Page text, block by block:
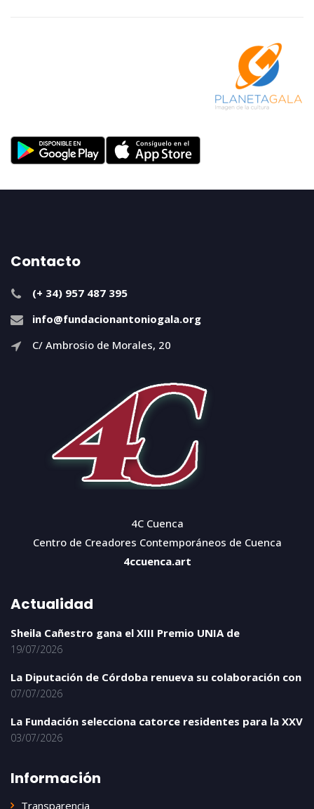
Contacto
(+ 34) 957 487 395
info@fundacionantoniogala.org
C/ Ambrosio de Morales, 20
4C Cuenca
Centro de Creadores Contemporáneos de Cuenca
4ccuenca.art
Actualidad
Sheila Cañestro gana el XIII Premio UNIA de
19/07/2026
La Diputación de Córdoba renueva su colaboración con
07/07/2026
La Fundación selecciona catorce residentes para la XXV
03/07/2026
Información
Transparencia